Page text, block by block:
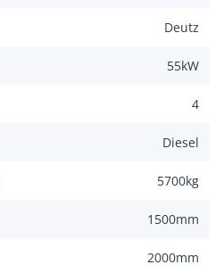
Deutz
55kW
4
Diesel
5700kg
1500mm
2000mm